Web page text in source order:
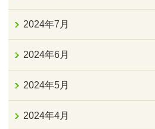
2024年7月
2024年6月
2024年5月
2024年4月